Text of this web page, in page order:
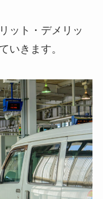
ット・デメリッ
いきます。